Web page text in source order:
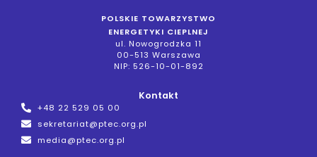
POLSKIE TOWARZYSTWO
ENERGETYKI CIEPLNEJ
ul. Nowogrodzka 11
00-513 Warszawa
NIP: 526-10-01-892
Kontakt
+48 22 529 05 00
sekretariat@ptec.org.pl
media@ptec.org.pl